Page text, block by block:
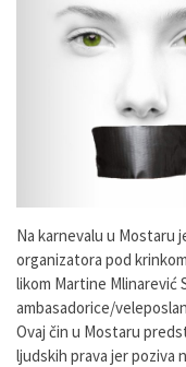
Na karnevalu u Mostaru
organizatora pod
likom Martine Mlinarević
ambasadorice/
Ovaj čin u Mostaru
ljudskih prava jer poziva